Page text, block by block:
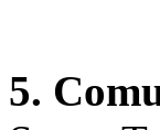
5.